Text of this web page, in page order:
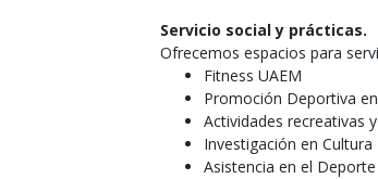
Servicio social y prácticas.
Ofrecemos espacios para
Fitness UAEM
Promoción Deportiva
Actividades recreativas
Investigación en
Asistencia en el